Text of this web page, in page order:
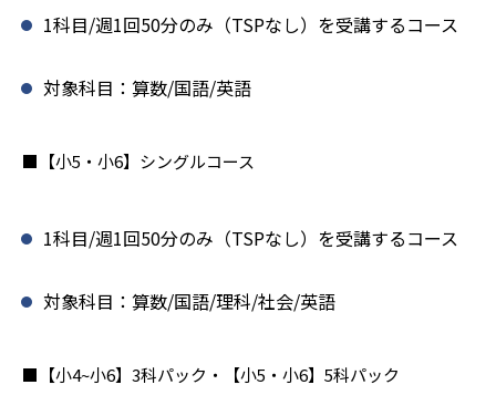
1科目/週1回50分のみ（TSPなし）を受講するコース
対象科目：算数/国語/英語
■【小5・小6】シングルコース
1科目/週1回50分のみ（TSPなし）を受講するコース
対象科目：算数/国語/理科/社会/英語
■【小4~小6】3科パック・【小5・小6】5科パック